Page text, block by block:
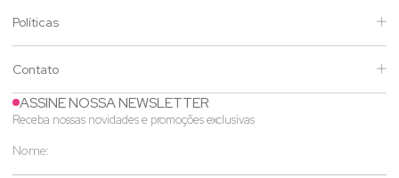
Políticas
Contato
ASSINE NOSSA NEWSLETTER
Receba nossas novidades e promoções exclusivas